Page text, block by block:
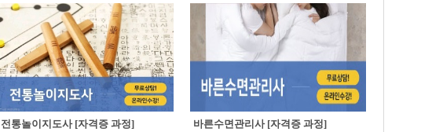
전통놀이지도사 [자격증 과정] 바른수면관리사 [자격증 과정]